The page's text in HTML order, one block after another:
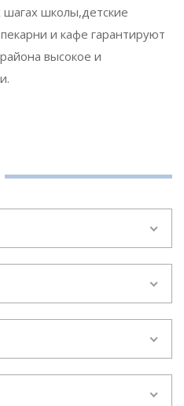
школы,детские
и кафе гарантируют
высокое и